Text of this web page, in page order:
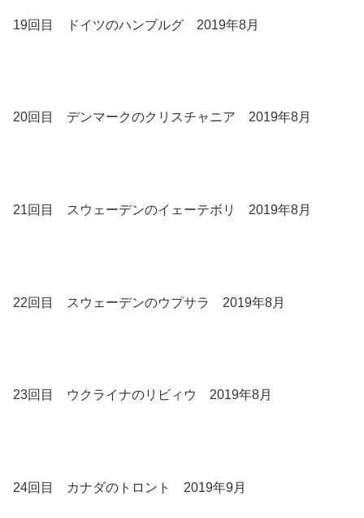
19回目 ドイツのハンブルグ 2019年8月
20回目 デンマークのクリスチャニア 2019年8月
21回目 スウェーデンのイェーテボリ 2019年8月
22回目 スウェーデンのウプサラ 2019年8月
23回目 ウクライナのリビィウ 2019年8月
24回目 カナダのトロント 2019年9月